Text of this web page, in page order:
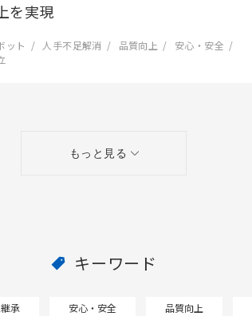
を実現
ット 人手不足解消 品質向上
安心・安全
もっと見る
キーワード
承 安心・安全 品質向上